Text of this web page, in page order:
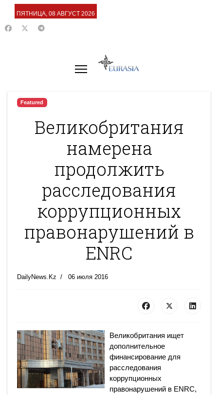
ПЯТНИЦА, 08 АВГУСТ 2026
Featured
Великобритания
намерена
продолжить
расследования
коррупционных
правонарушений в
ENRC
DailyNews.Kz 06 июля 2016
Великобритания ищет
дополнительное
финансирование для
расследования
коррупционных
правонарушений в ENRC,